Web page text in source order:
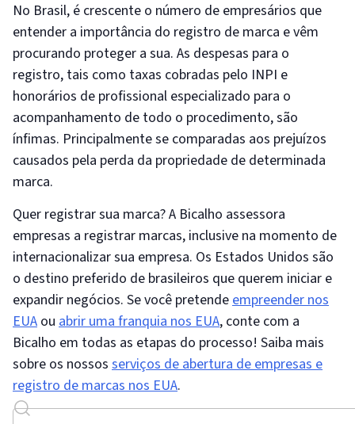
No Brasil, é crescente o número de empresários que
entender a importância do registro de marca e vêm
procurando proteger a sua. As despesas para o
registro, tais como taxas cobradas pelo INPI e
honorários de profissional especializado para o
acompanhamento de todo o procedimento, são
ínfimas. Principalmente se comparadas aos prejuízos
causados pela perda da propriedade de determinada
marca.
Quer registrar sua marca? A Bicalho assessora
empresas a registrar marcas, inclusive na momento de
internacionalizar sua empresa. Os Estados Unidos são
o destino preferido de brasileiros que querem iniciar e
expandir negócios. Se você pretendeempreender nos
EUA ou abrir uma franquia nos EUA, conte com a
Bicalho em todas as etapas do processo! Saiba mais
sobre os nossos serviços de abertura de empresas e
registro de marcas nos EUA.